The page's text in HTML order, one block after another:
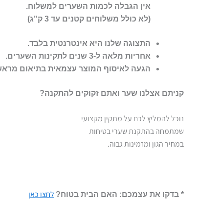
אין הגבלה לכמות השערים למשלוח.
(לא כולל משלוחים קטנים עד 3 ק"ג)
התצוגה שלנו היא אינטרנטית בלבד.
אחריות מלאה ל-3 שנים לתקינות השערים.
הגעה לאיסוף המוצר עצמאית בתיאום
קניתם אצלנו שער ואתם זקוקים להתקנה?
נוכל להמליץ לכם על מתקין מקצועי
שמתמחה בהתקנת שערי בטיחות
במחיר הגון ומזמינות גבוה.
* בדקו את עצמכם: האם הבית בטוח? לחצו כאן